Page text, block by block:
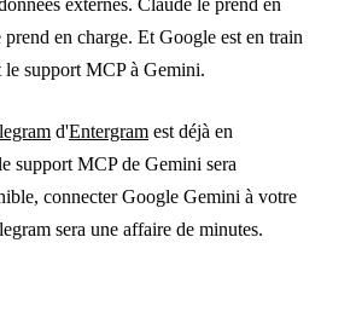
en charge. Et Google est en train
le support MCP à Gemini.
d'Entergram est déjà en
support MCP de Gemini sera
connecter Google Gemini à votre
sera une affaire de minutes.